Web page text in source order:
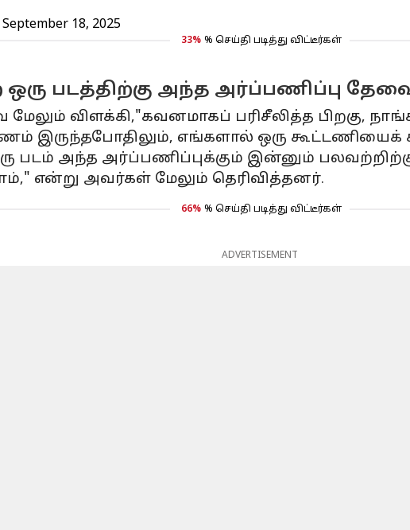
September 18, 2025
33% % செய்தி படித்து விட்டீர்கள்
ஒரு படத்திற்கு அந்த அர்ப்பணிப்பு
விளக்கி,"கவனமாகப் பரிசீலித்த பிறகு,
இருந்தபோதிலும், எங்களால் ஒரு கூட்டணியைக்
படம் அந்த அர்ப்பணிப்புக்கும் இன்னும்
என்று அவர்கள் மேலும் தெரிவித்தனர்.
66% % செய்தி படித்து விட்டீர்கள்
ADVERTISEMENT